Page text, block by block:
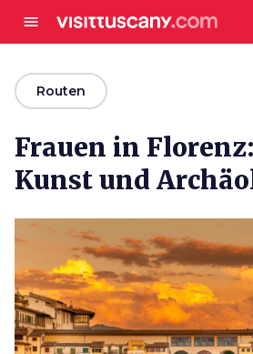
menu
arrow_backRouten
Frauen in
Kunst und